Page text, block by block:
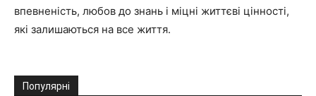
впевненість, любов до знань і міцні життєві цінності,
які залишаються на все життя.
Популярні